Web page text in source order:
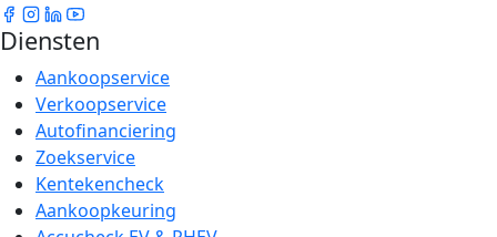
Diensten
Aankoopservice
Verkoopservice
Autofinanciering
Zoekservice
Kentekencheck
Aankoopkeuring